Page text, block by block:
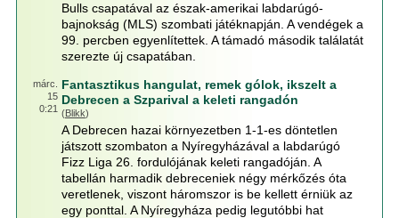
Bulls csapatával az észak-amerikai labdarúgó-
bajnokság (MLS) szombati játéknapján. A vendégek a
99. percben egyenlítettek. A támadó második találatát
szerezte új csapatában.
márc.
15
0:21
Fantasztikus hangulat, remek gólok, ikszelt a
Debrecen a Szparival a keleti rangadón
(Blikk)
A Debrecen hazai környezetben 1-1-es döntetlen
játszott szombaton a Nyíregyházával a labdarúgó
Fizz Liga 26. fordulójának keleti rangadóján. A
tabellán harmadik debreceniek négy mérkőzés óta
veretlenek, viszont háromszor is be kellett érniük az
egy ponttal. A Nyíregyháza pedig legutóbbi hat